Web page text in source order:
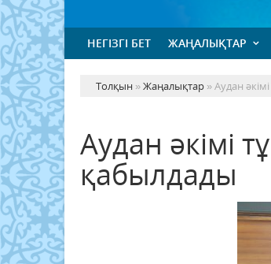
НЕГІЗГІ БЕТ ЖАҢАЛЫҚТАР
Толқын »Жаңалықтар » Аудан
Аудан әкімі
қабылдады